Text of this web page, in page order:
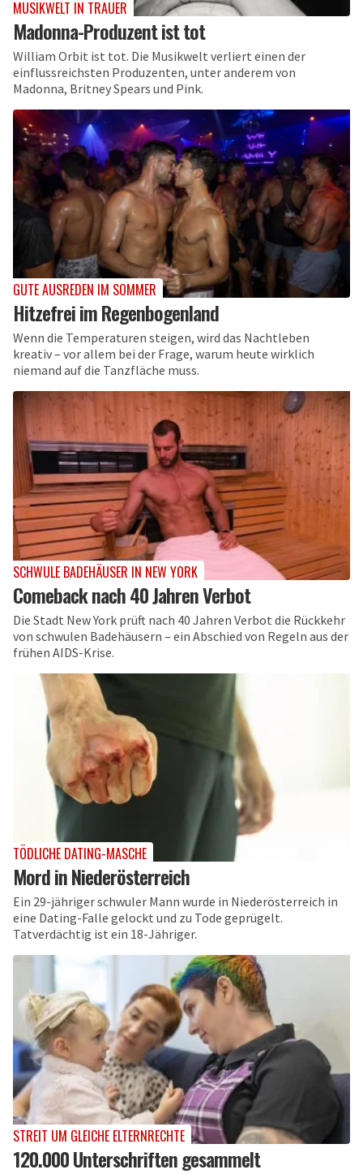
MUSIKWELT IN TRAUER
Madonna-Produzent ist tot
William Orbit ist tot. Die Musikwelt verliert einen der
einflussreichsten Produzenten, unter anderem von
Madonna, Britney Spears und Pink.
GUTE AUSREDEN IM SOMMER
Hitzefrei im Regenbogenland
Wenn die Temperaturen steigen, wird das Nachtleben
kreativ – vor allem bei der Frage, warum heute wirklich
niemand auf die Tanzfläche muss.
SCHWULE BADEHÄUSER IN NEW YORK
Comeback nach 40 Jahren Verbot
Die Stadt New York prüft nach 40 Jahren Verbot die Rückkehr
von schwulen Badehäusern – ein Abschied von Regeln aus der
frühen AIDS-Krise.
TÖDLICHE DATING-MASCHE
Mord in Niederösterreich
Ein 29-jähriger schwuler Mann wurde in Niederösterreich in
eine Dating-Falle gelockt und zu Tode geprügelt.
Tatverdächtig ist ein 18-Jähriger.
STREIT UM GLEICHE ELTERNRECHTE
120.000 Unterschriften gesammelt